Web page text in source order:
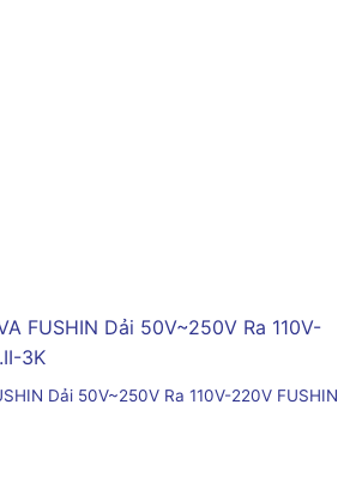
Dải 50V~250V Ra 110V-220V FUSHIN